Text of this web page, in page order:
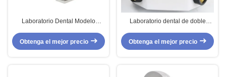
Laboratorio Dental Modelo
2800Rpm Modelo Dental de
recorte para yeso
Obtenga el mejor precio
Laboratorio dental de doble
sandblasters Coronas de pulido
de boquilla dental de chorro de
Obtenga el mejor precio